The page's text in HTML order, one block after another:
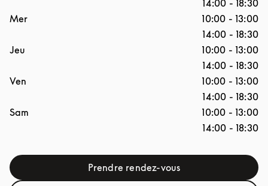
14:00 - 18:30
Mer
10:00 - 13:00
14:00 - 18:30
Jeu
10:00 - 13:00
14:00 - 18:30
Ven
10:00 - 13:00
14:00 - 18:30
Sam
10:00 - 13:00
14:00 - 18:30
Prendre rendez-vousLink Opens in New Tab